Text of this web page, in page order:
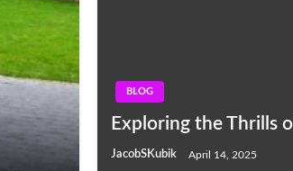
BLOG
Exploring the Thrills
JacobSKubik April 14, 2025